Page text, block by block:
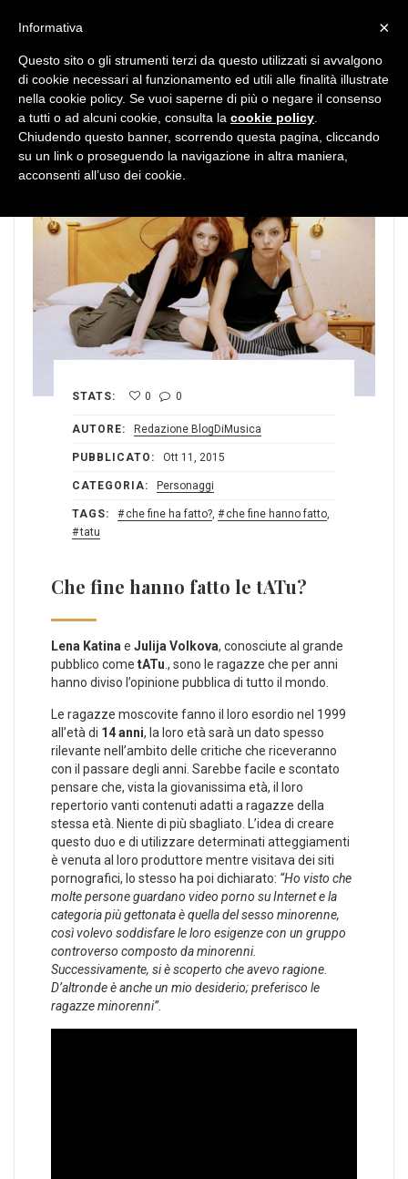
STATS: 0 0
AUTORE: Redazione BlogDiMusica
PUBBLICATO: Ott 11, 2015
CATEGORIA: Personaggi
TAGS: che fine ha fatto?, che fine hanno fatto,
tatu
Che fine hanno fatto le tATu?
Lena Katinae Julija Volkova, conosciute al grande
pubblico come tATu., sono le ragazze che per anni
hanno diviso l’opinione pubblica di tutto il mondo.
Le ragazze moscovite fanno il loro esordio nel 1999
all’età di 14 anni, la loro età sarà un dato spesso
rilevante nell’ambito delle critiche che riceveranno
con il passare degli anni. Sarebbe facile e scontato
pensare che, vista la giovanissima età, il loro
repertorio vanti contenuti adatti a ragazze della
stessa età. Niente di più sbagliato. L’idea di creare
questo duo e di utilizzare determinati atteggiamenti
è venuta al loro produttore mentre visitava dei siti
pornografici, lo stesso ha poi dichiarato: “Ho visto che
molte persone guardano video porno su Internet e la
categoria più gettonata è quella del sesso minorenne,
così volevo soddisfare le loro esigenze con un gruppo
controverso composto da minorenni.
Successivamente, si è scoperto che avevo ragione.
D’altronde è anche un mio desiderio; preferisco le
ragazze minorenni”.
×
Informativa
Questo sito o gli strumenti terzi da questo utilizzati si avvalgono
di cookie necessari al funzionamento ed utili alle finalità illustrate
nella cookie policy. Se vuoi saperne di più o negare il consenso
a tutti o ad alcuni cookie, consulta la cookie policy
Chiudendo questo banner, scorrendo questa pagina, cliccando
su un link o proseguendo la navigazione in altra maniera,
acconsenti all’uso dei cookie.